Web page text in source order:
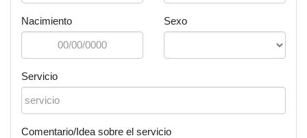
Nacimiento Sexo
Servicio
Comentario/Idea sobre el servicio